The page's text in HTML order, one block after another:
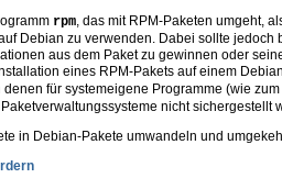
rpm , das mit RPM-Paketen umgeht,
Debian zu verwenden. Dabei sollte jedoch
aus dem Paket zu gewinnen oder
eines RPM-Pakets auf einem
für systemeigene Programme (wie
nicht sichergestellt
in Debian-Pakete umwandeln und